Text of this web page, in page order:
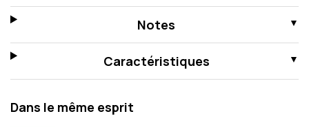
Notes
Caractéristiques
Dans le même esprit